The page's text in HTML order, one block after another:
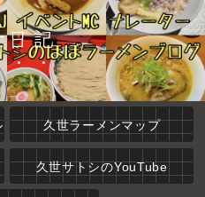
日記
久世ラーメンマップ
久世サトシのYouTube